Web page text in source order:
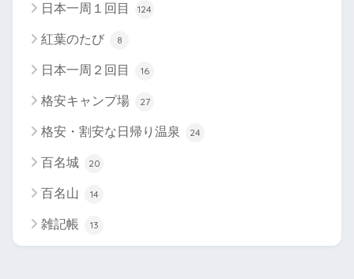
日本一周１回目 124
紅葉のたび 8
日本一周２回目 16
格安キャンプ場 27
格安・割安な日帰り温泉 24
百名城 20
百名山 14
雑記帳 13